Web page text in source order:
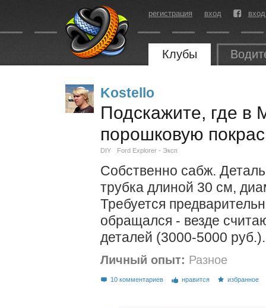
регистрация вход
Клубы
Kostello
Подскажите, где в
порошковую
DIY Ford Explorer - Эксп
Собственно сабж.
трубка длиной 30 см,
Требуется
обращался - везде
деталей (3000-5000 руб.).
Личный опыт: Разное
10 комментариев нравится избранное